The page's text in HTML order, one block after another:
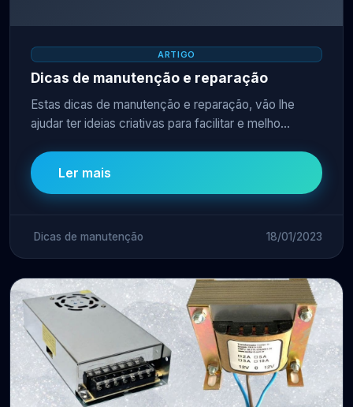
ARTIGO
Dicas de manutenção e reparação
Estas dicas de manutenção e reparação, vão lhe
ajudar ter ideias criativas para facilitar e melho...
Ler mais
Dicas de manutenção 18/01/2023